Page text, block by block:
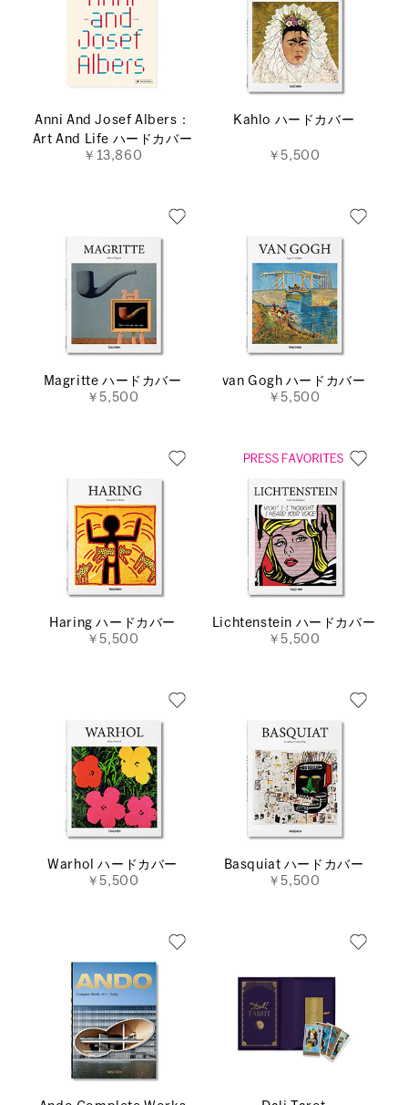
Anni And Josef Albers：
Art And Life ハードカバー
￥13,860
Kahlo ハードカバー
￥5,500
Magritte ハードカバー
￥5,500
van Gogh ハードカバー
￥5,500
Haring ハードカバー
￥5,500
Lichtenstein ハードカバー
￥5,500
Warhol ハードカバー
￥5,500
Basquiat ハードカバー
￥5,500